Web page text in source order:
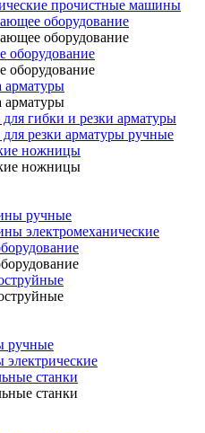
прочистные машины
оборудование
оборудование
оборудование
оборудование
арматуры
арматуры
гибки и резки арматуры
резки арматуры ручные
ножницы
ножницы
ручные
электромеханические
ручные
станки
станки